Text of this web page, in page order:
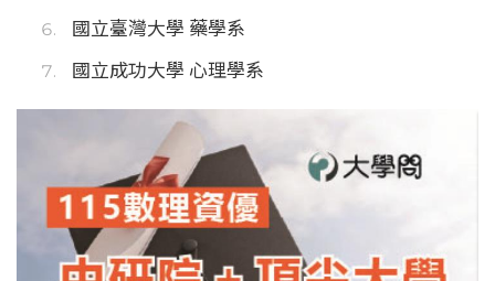
國立臺灣大學 藥學系
國立成功大學 心理學系